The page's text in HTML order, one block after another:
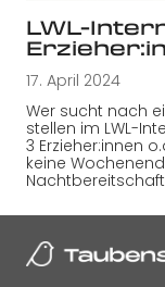
LWL-
17. April 2024
Wer sucht nach
stellen im LWL-
3 Erzieher:innen
keine